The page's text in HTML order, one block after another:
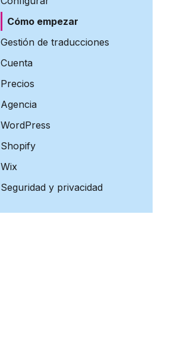
Cómo empezar
Gestión de traducciones
Cuenta
Precios
Agencia
WordPress
Shopify
Wix
Seguridad y privacidad